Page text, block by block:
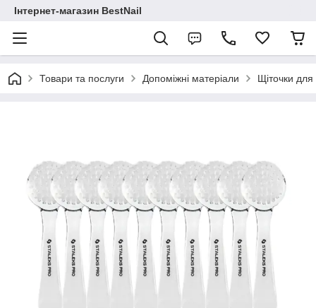
Інтернет-магазин BestNail
Товари та послуги Допоміжні матеріали Щіточки